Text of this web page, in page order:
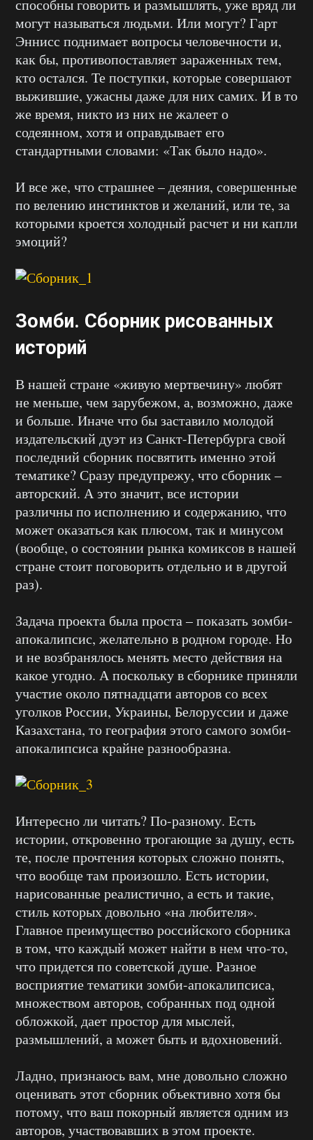
способны говорить и размышлять, уже вряд ли
могут называться людьми. Или могут? Гарт
Эннисс поднимает вопросы человечности и,
как бы, противопоставляет зараженных тем,
кто остался. Те поступки, которые совершают
выжившие, ужасны даже для них самих. И в то
же время, никто из них не жалеет о
содеянном, хотя и оправдывает его
стандартными словами: «Так было надо».
И все же, что страшнее – деяния, совершенные
по велению инстинктов и желаний, или те, за
которыми кроется холодный расчет и ни капли
эмоций?
Зомби. Сборник рисованных
историй
В нашей стране «живую мертвечину» любят
не меньше, чем зарубежом, а, возможно, даже
и больше. Иначе что бы заставило молодой
издательский дуэт из Санкт-Петербурга свой
последний сборник посвятить именно этой
тематике? Сразу предупрежу, что сборник –
авторский. А это значит, все истории
различны по исполнению и содержанию, что
может оказаться как плюсом, так и минусом
(вообще, о состоянии рынка комиксов в нашей
стране стоит поговорить отдельно и в другой
раз).
Задача проекта была проста – показать зомби-
апокалипсис, желательно в родном городе. Но
и не возбранялось менять место действия на
какое угодно. А поскольку в сборнике приняли
участие около пятнадцати авторов со всех
уголков России, Украины, Белоруссии и даже
Казахстана, то география этого самого зомби-
апокалипсиса крайне разнообразна.
Интересно ли читать? По-разному. Есть
истории, откровенно трогающие за душу, есть
те, после прочтения которых сложно понять,
что вообще там произошло. Есть истории,
нарисованные реалистично, а есть и такие,
стиль которых довольно «на любителя».
Главное преимущество российского сборника
в том, что каждый может найти в нем что-то,
что придется по советской душе. Разное
восприятие тематики зомби-апокалипсиса,
множеством авторов, собранных под одной
обложкой, дает простор для мыслей,
размышлений, а может быть и вдохновений.
Ладно, признаюсь вам, мне довольно сложно
оценивать этот сборник объективно хотя бы
потому, что ваш покорный является одним из
авторов, участвовавших в этом проекте.